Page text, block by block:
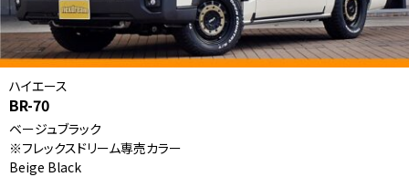
ハイエース
BR-70
ベージュブラック
※フレックスドリーム専売カラー
Beige Black